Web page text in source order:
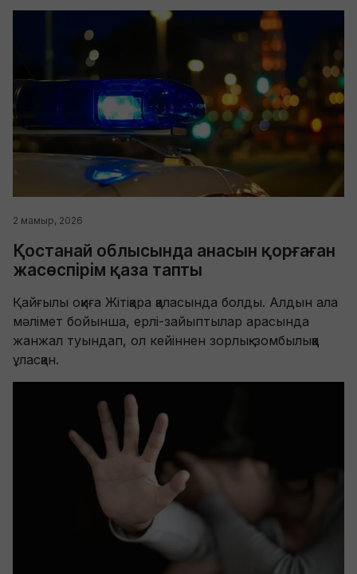
2 мамыр, 2026
Қостанай облысында анасын қорғаған
жасөспірім қаза тапты
Қайғылы оқиға Жітіқара қаласында болды. Алдын ала
мәлімет бойынша, ерлі-зайыптылар арасында
жанжал туындап, ол кейіннен зорлық-зомбылыққа
ұласқан.